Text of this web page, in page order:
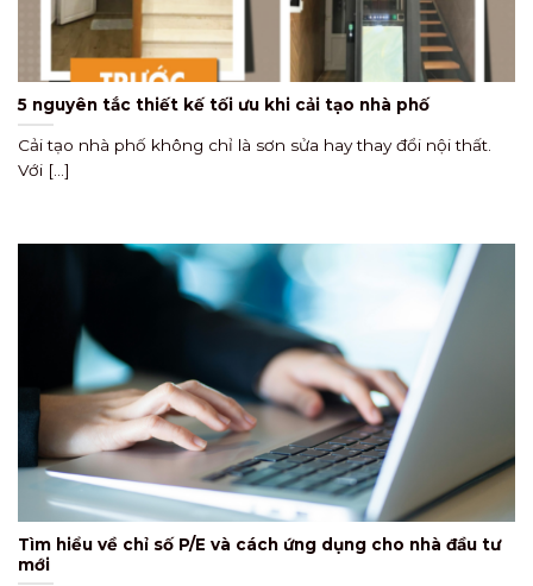
5 nguyên tắc thiết kế tối ưu khi cải tạo nhà phố
Cải tạo nhà phố không chỉ là sơn sửa hay thay đổi nội thất.
Với [...]
Tìm hiểu về chỉ số P/E và cách ứng dụng cho nhà đầu tư
mới